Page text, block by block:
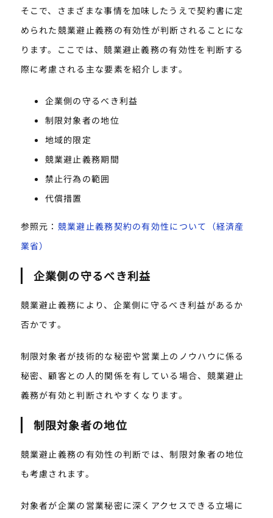
そこで、さまざまな事情を加味したうえで契約書に定
められた競業避止義務の有効性が判断されることにな
ります。ここでは、競業避止義務の有効性を判断する
際に考慮される主な要素を紹介します。
企業側の守るべき利益
制限対象者の地位
地域的限定
競業避止義務期間
禁止行為の範囲
代償措置
参照元： 競業避止義務契約の有効性について（経済産
業省）
企業側の守るべき利益
競業避止義務により、企業側に守るべき利益があるか
否かです。
制限対象者が技術的な秘密や営業上のノウハウに係る
秘密、顧客との人的関係を有している場合、競業避止
義務が有効と判断されやすくなります。
制限対象者の地位
競業避止義務の有効性の判断では、制限対象者の地位
も考慮されます。
対象者が企業の営業秘密に深くアクセスできる立場に